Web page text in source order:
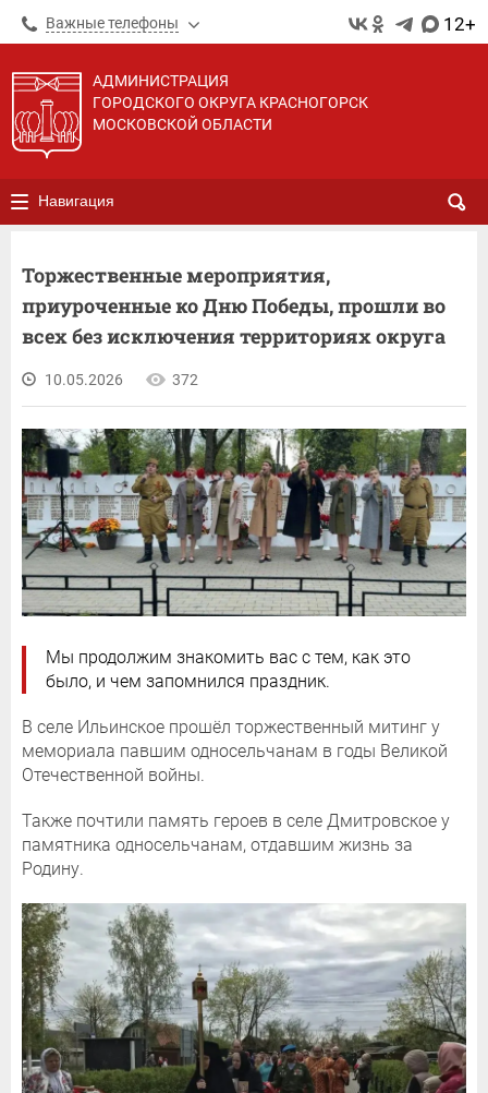
Важные телефоны 12+
АДМИНИСТРАЦИЯ
ГОРОДСКОГО ОКРУГА КРАСНОГОРСК
МОСКОВСКОЙ ОБЛАСТИ
Навигация
Торжественные мероприятия,
приуроченные ко Дню Победы, прошли во
всех без исключения территориях округа
10.05.2026 372
Мы продолжим знакомить вас с тем, как это
было, и чем запомнился праздник.
В селе Ильинское прошёл торжественный митинг у
мемориала павшим односельчанам в годы Великой
Отечественной войны.
Также почтили память героев в селе Дмитровское у
памятника односельчанам, отдавшим жизнь за
Родину.